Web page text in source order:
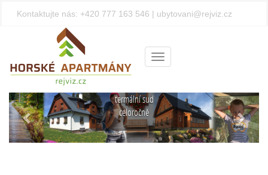
Kontaktujte nás: +420 777 163 546 | ubytovani@rejviz.cz
Menu
Privátní
uprostřed
Jeseníků
termální sud
celoročně
Předchozí Další